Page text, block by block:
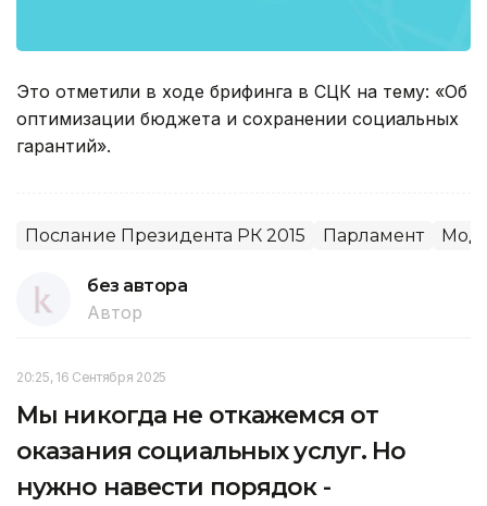
Это отметили в ходе брифинга в СЦК на тему: «Об
оптимизации бюджета и сохранении социальных
гарантий».
Послание Президента РК 2015 Парламент
без автора
Автор
20:25, 16 Сентября 2025
Мы никогда не откажемся от
оказания социальных услуг. Но
нужно навести порядок -